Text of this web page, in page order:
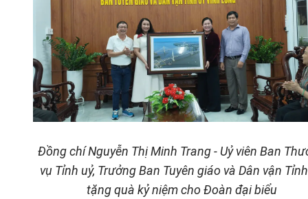
Đồng chí Nguyễn Thị Minh Trang - Uỷ viên Ban
vụ Tỉnh uỷ, Trưởng Ban Tuyên giáo và Dân vận
tặng quà kỷ niệm cho Đoàn đại biểu